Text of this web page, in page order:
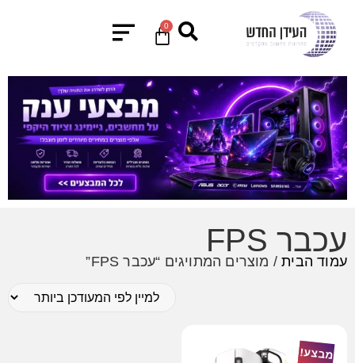
0
עכבר FPS
עמוד הבית/ מוצרים המתויגים “עכבר FPS”
מבצע!